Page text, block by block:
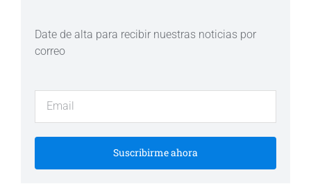
Date de alta para recibir nuestras noticias por
correo
Suscribirme ahora